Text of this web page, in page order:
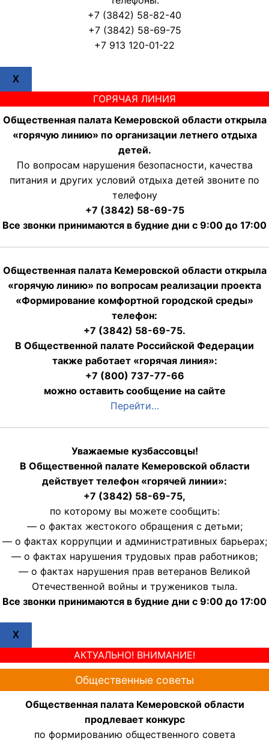
+7 (3842) 58-82-40
+7 (3842) 58-69-75
+7 913 120-01-22
X
ГОРЯЧАЯ ЛИНИЯ
Общественная палата Кемеровской области открыла
«горячую линию» по организации летнего отдыха
детей.
По вопросам нарушения безопасности, качества
питания и других условий отдыха детей звоните по
телефону
+7 (3842) 58-69-75
Все звонки принимаются в будние дни с 9:00 до 17:00
Общественная палата Кемеровской области открыла
«горячую линию» по вопросам реализации проекта
«Формирование комфортной городской среды»
телефон:
+7 (3842) 58-69-75.
В Общественной палате Российской Федерации
также работает «горячая линия»:
+7 (800) 737-77-66
можно оставить сообщение на сайте
Перейти…
Уважаемые кузбассовцы!
В Общественной палате Кемеровской области
действует телефон «горячей линии»:
+7 (3842) 58-69-75,
по которому вы можете сообщить:
— о фактах жестокого обращения с детьми;
— о фактах коррупции и административных барьерах;
— о фактах нарушения трудовых прав работников;
— о фактах нарушения прав ветеранов Великой
Отечественной войны и тружеников тыла.
Все звонки принимаются в будние дни с 9:00 до 17:00
X
АКТУАЛЬНО! ВНИМАНИЕ!
Общественные советы
Общественная палата Кемеровской области
продлевает конкурс
по формированию общественного совета